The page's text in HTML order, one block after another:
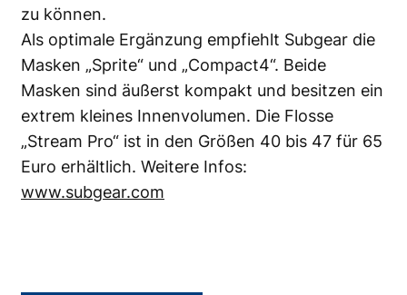
zu können.
Als optimale Ergänzung empfiehlt Subgear die
Masken „Sprite“ und „Compact4“. Beide
Masken sind äußerst kompakt und besitzen ein
extrem kleines Innenvolumen. Die Flosse
„Stream Pro“ ist in den Größen 40 bis 47 für 65
Euro erhältlich. Weitere Infos:
www.subgear.com